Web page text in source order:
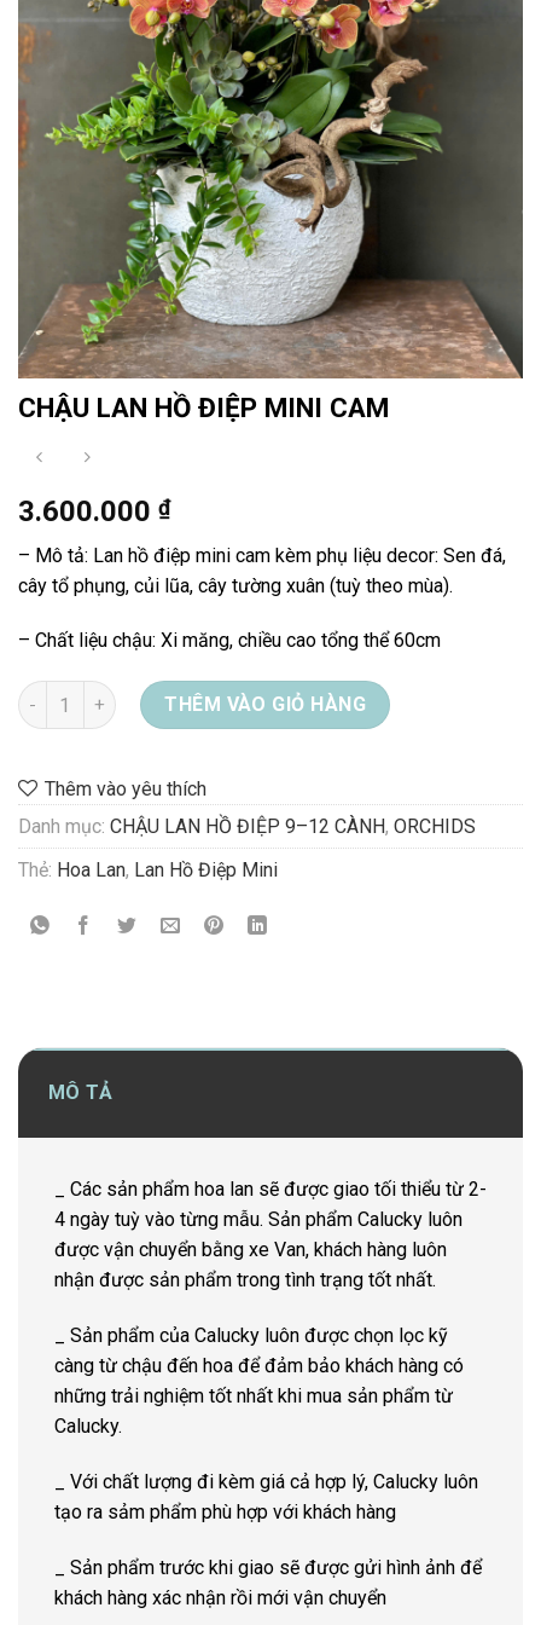
CHẬU LAN HỒ ĐIỆP MINI CAM
3.600.000 ₫
– Mô tả: Lan hồ điệp mini cam kèm phụ liệu decor: Sen đá,
cây tổ phụng, củi lũa, cây tường xuân (tuỳ theo mùa).
– Chất liệu chậu: Xi măng, chiều cao tổng thể 60cm
CHẬU LAN HỒ ĐIỆP MINI CAM số lượng
THÊM VÀO GIỎ HÀNG
Thêm vào yêu thích
Danh mục: CHẬU LAN HỒ ĐIỆP 9–12 CÀNH, ORCHIDS
Thẻ: Hoa Lan, Lan Hồ Điệp Mini
MÔ TẢ
_ Các sản phẩm hoa lan sẽ được giao tối thiểu từ 2-
4 ngày tuỳ vào từng mẫu. Sản phẩm Calucky luôn
được vận chuyển bằng xe Van, khách hàng luôn
nhận được sản phẩm trong tình trạng tốt nhất.
_ Sản phẩm của Calucky luôn được chọn lọc kỹ
càng từ chậu đến hoa để đảm bảo khách hàng có
những trải nghiệm tốt nhất khi mua sản phẩm từ
Calucky.
_ Với chất lượng đi kèm giá cả hợp lý, Calucky luôn
tạo ra sảm phẩm phù hợp với khách hàng
_ Sản phẩm trước khi giao sẽ được gửi hình ảnh để
khách hàng xác nhận rồi mới vận chuyển